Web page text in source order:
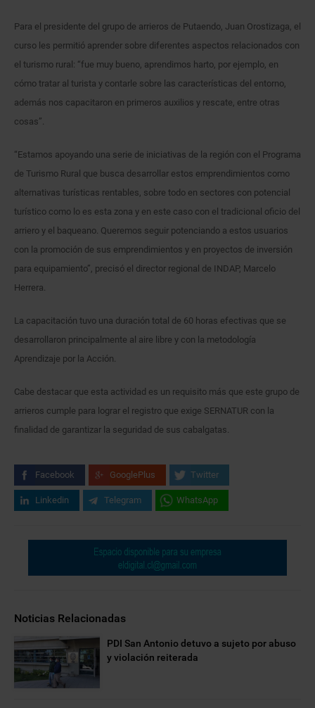
Para el presidente del grupo de arrieros de Putaendo, Juan Orostizaga, el
curso les permitió aprender sobre diferentes aspectos relacionados con
el turismo rural: “fue muy bueno, aprendimos harto, por ejemplo, en
cómo tratar al turista y contarle sobre las características del entorno,
además nos capacitaron en primeros auxilios y rescate, entre otras
cosas”.
“Estamos apoyando una serie de iniciativas de la región con el Programa
de Turismo Rural que busca desarrollar estos emprendimientos como
alternativas turísticas rentables, sobre todo en sectores con potencial
turístico como lo es esta zona y en este caso con el tradicional oficio del
arriero y el baqueano. Queremos seguir potenciando a estos usuarios
con la promoción de sus emprendimientos y en proyectos de inversión
para equipamiento”, precisó el director regional de INDAP, Marcelo
Herrera.
La capacitación tuvo una duración total de 60 horas efectivas que se
desarrollaron principalmente al aire libre y con la metodología
Aprendizaje por la Acción.
Cabe destacar que esta actividad es un requisito más que este grupo de
arrieros cumple para lograr el registro que exige SERNATUR con la
finalidad de garantizar la seguridad de sus cabalgatas.
Facebook GooglePlus Twitter
Linkedin Telegram WhatsApp
Noticias Relacionadas
PDI San Antonio detuvo a sujeto por abuso
y violación reiterada